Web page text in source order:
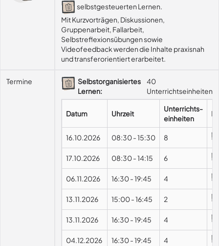
selbstgesteuerten Lernen.
Mit Kurzvorträgen, Diskussionen,
Gruppenarbeit, Fallarbeit,
Selbstreflexionsübungen sowie
Videofeedback werden die Inhalte praxisnah
und transferorientiert erarbeitet.
Termine
Selbstorganisiertes
Lernen:
40
Unterrichtseinheiten
Datum Uhrzeit
Unterrichts-
einheiten
16.10.2026 08:30-15:30 8
17.10.2026 08:30-14:15 6
06.11.2026 16:30-19:45 4
13.11.2026 15:00-16:45 2
13.11.2026 16:30-19:45 4
04.12.2026 16:30-19:45 4